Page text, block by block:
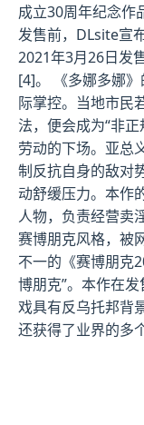
成立30周年纪念作
发售前，DLsite宣
2021年3月26日发
[4]。 《多娜多娜
际掌控。当地市民
法，便会成为“非
劳动的下场。亚总
制反抗自身的敌对
动舒缓压力。本作
人物，负责经营卖
赛博朋克风格，被
不一的《赛博朋克
博朋克”。本作在
戏具有反乌托邦背
还获得了业界的多